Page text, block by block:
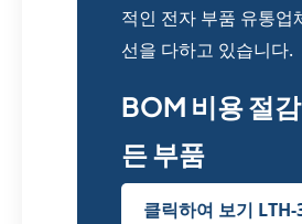
적인 전자 부품 유통업
선을 다하고 있습니다.
BOM 비용 절
든 부품
클릭하여 보기